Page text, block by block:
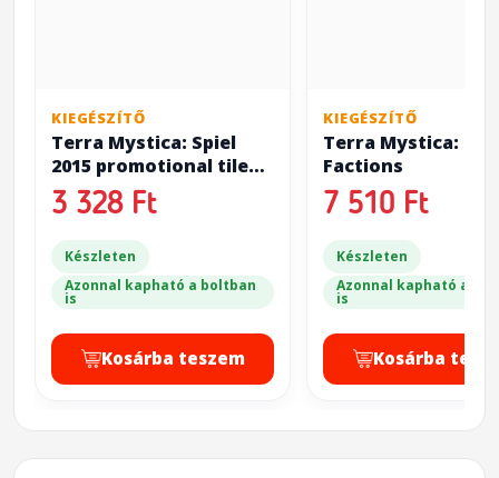
KIEGÉSZÍTŐ
Terra Mystica: Spiel
2015 promotional tiles
mini-expansion
3 328 Ft
Készleten
Azonnal kapható a boltban
is
Kosárba teszem
KIEGÉSZÍTŐ
Terra Mystica: Fan
Factions
7 510 Ft
Készleten
Azonnal kapható a
is
Kosárba